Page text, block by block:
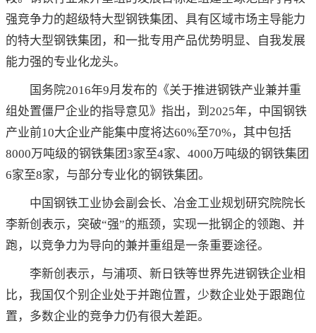
强竞争力的超级特大型钢铁集团、具有区域市场主导能力
的特大型钢铁集团，和一批专用产品优势明显、自我发展
能力强的专业化龙头。
国务院2016年9月发布的《关于推进钢铁产业兼并重
组处置僵尸企业的指导意见》指出，到2025年，中国钢铁
产业前10大企业产能集中度将达60%至70%，其中包括
8000万吨级的钢铁集团3家至4家、4000万吨级的钢铁集团
6家至8家，与部分专业化的钢铁集团。
中国钢铁工业协会副会长、冶金工业规划研究院院长
李新创表示，突破“强”的瓶颈，实现一批钢企的领跑、并
跑，以竞争力为导向的兼并重组是一条重要途径。
李新创表示，与浦项、新日铁等世界先进钢铁企业相
比，我国仅个别企业处于并跑位置，少数企业处于跟跑位
置，多数企业的竞争力仍有很大差距。